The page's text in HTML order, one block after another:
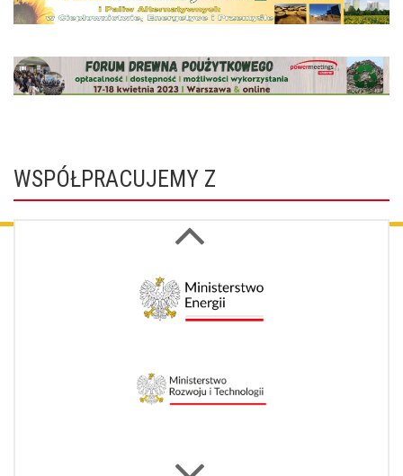
WSPÓŁPRACUJEMY Z